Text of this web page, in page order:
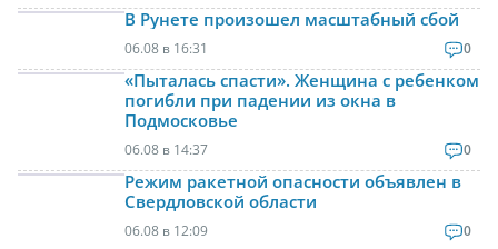
В Рунете произошел масштабный сбой
06.08 в 16:31 0
«Пыталась спасти». Женщина с ребенком
погибли при падении из окна в
Подмосковье
06.08 в 14:37 0
Режим ракетной опасности объявлен в
Свердловской области
06.08 в 12:09 0